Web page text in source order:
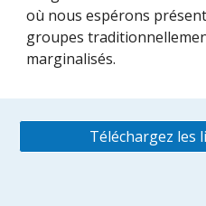
où nous espérons
groupes
marginalisés.
Téléchargez les